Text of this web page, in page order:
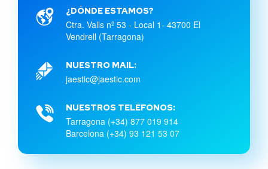
¿DÓNDE ESTAMOS?
Ctra. Valls nº 53 - Local 1- 43700 El
Vendrell (Tarragona)
NUESTRO MAIL:
jaestic@jaestic.com
NUESTROS TELÉFONOS:
Tarragona (+34) 877 019 914
Barcelona (+34) 93 121 53 07